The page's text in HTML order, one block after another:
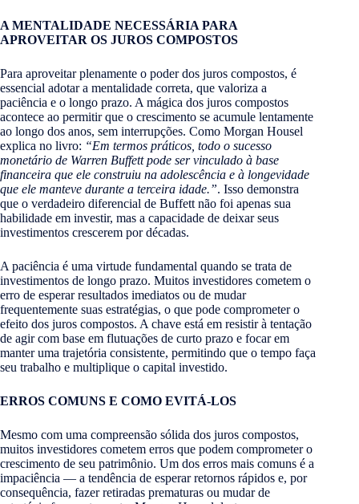
A MENTALIDADE NECESSÁRIA PARA
APROVEITAR OS JUROS COMPOSTOS
Para aproveitar plenamente o poder dos juros compostos, é
essencial adotar a mentalidade correta, que valoriza a
paciência e o longo prazo. A mágica dos juros compostos
acontece ao permitir que o crescimento se acumule lentamente
ao longo dos anos, sem interrupções. Como Morgan Housel
explica no livro: “Em termos práticos, todo o sucesso
monetário de Warren Buffett pode ser vinculado à base
financeira que ele construiu na adolescência e à longevidade
que ele manteve durante a terceira idade.”​. Isso demonstra
que o verdadeiro diferencial de Buffett não foi apenas sua
habilidade em investir, mas a capacidade de deixar seus
investimentos crescerem por décadas.
A paciência é uma virtude fundamental quando se trata de
investimentos de longo prazo. Muitos investidores cometem o
erro de esperar resultados imediatos ou de mudar
frequentemente suas estratégias, o que pode comprometer o
efeito dos juros compostos. A chave está em resistir à tentação
de agir com base em flutuações de curto prazo e focar em
manter uma trajetória consistente, permitindo que o tempo faça
seu trabalho e multiplique o capital investido.
ERROS COMUNS E COMO EVITÁ-LOS
Mesmo com uma compreensão sólida dos juros compostos,
muitos investidores cometem erros que podem comprometer o
crescimento de seu patrimônio. Um dos erros mais comuns é a
impaciência — a tendência de esperar retornos rápidos e, por
consequência, fazer retiradas prematuras ou mudar de